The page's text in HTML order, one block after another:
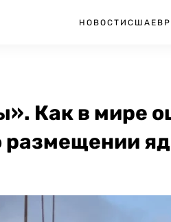
НОВОСТИ США
Как в мире
размещении